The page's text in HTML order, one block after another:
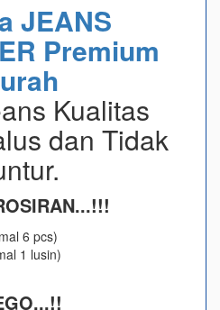
JEANS
Premium
Kualitas
dan Tidak
6 pcs)
1 lusin)